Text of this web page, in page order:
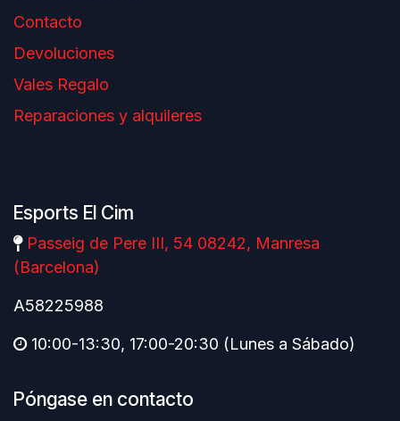
Contacto
Devoluciones
Vales Regalo
Reparaciones y alquileres
Esports El Cim
Passeig de Pere III, 54 08242, Manresa
(Barcelona)
A58225988
10:00-13:30, 17:00-20:30 (Lunes a Sábado)
Póngase en contacto